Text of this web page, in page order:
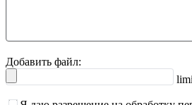
Добавить файл: